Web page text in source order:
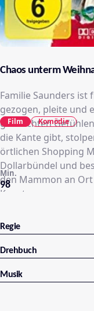
Chaos unterm
Familie Saunders ist
gezogen, pleite und
gemischten
die Kante gibt,
örtlichen Shopping
Dollarbündel und
den Mammon an
Kunst zu verprassen.
unversucht, die
auch die Polizei
interessieren.
98
Min.
Film Komödie
Regie
Drehbuch
Musik